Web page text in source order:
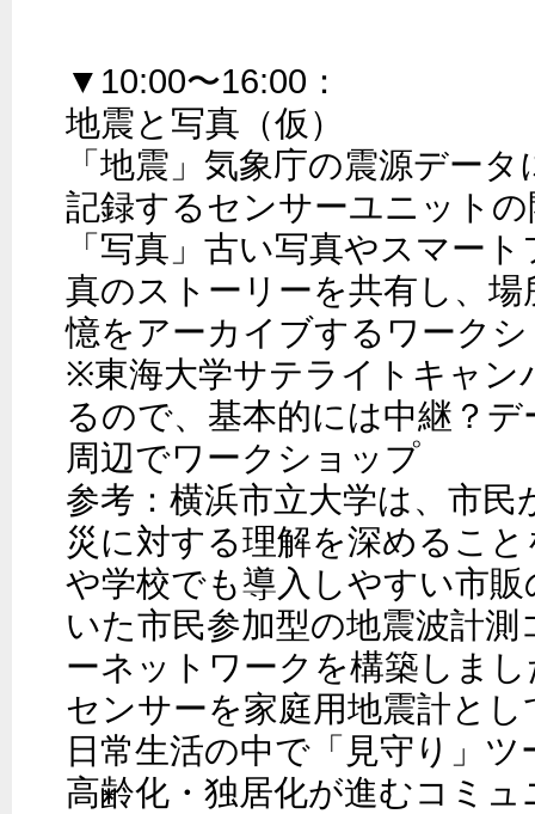
▼10:00〜16:00：
地震と写真（仮）
「地震」気象庁の震源デー
記録するセンサーユニットの
「写真」古い写真やスマー
真のストーリーを共有し、
憶をアーカイブするワーク
※東海大学サテライトキャン
るので、基本的には中継？
周辺でワークショップ
参考：横浜市立大学は、市民
災に対する理解を深めるこ
や学校でも導入しやすい市
いた市民参加型の地震波計
ーネットワークを構築しま
センサーを家庭用地震計と
日常生活の中で「見守り」
高齢化・独居化が進むコミ